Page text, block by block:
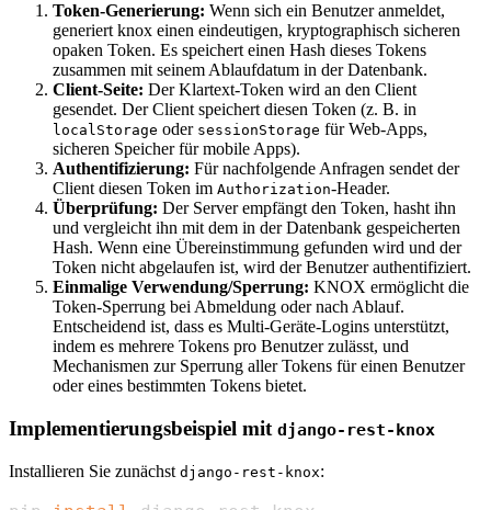
Token-Generierung: Wenn sich ein Benutzer anmeldet,
generiert knox einen eindeutigen, kryptographisch sicheren
opaken Token. Es speichert einen Hash dieses Tokens
zusammen mit seinem Ablaufdatum in der Datenbank.
Client-Seite: Der Klartext-Token wird an den Client
gesendet. Der Client speichert diesen Token (z. B. in
localStorage oder sessionStorage für Web-Apps,
sicheren Speicher für mobile Apps).
Authentifizierung: Für nachfolgende Anfragen sendet der
Client diesen Token im Authorization-Header.
Überprüfung: Der Server empfängt den Token, hasht ihn
und vergleicht ihn mit dem in der Datenbank gespeicherten
Hash. Wenn eine Übereinstimmung gefunden wird und der
Token nicht abgelaufen ist, wird der Benutzer authentifiziert.
Einmalige Verwendung/Sperrung: KNOX ermöglicht die
Token-Sperrung bei Abmeldung oder nach Ablauf.
Entscheidend ist, dass es Multi-Geräte-Logins unterstützt,
indem es mehrere Tokens pro Benutzer zulässt, und
Mechanismen zur Sperrung aller Tokens für einen Benutzer
oder eines bestimmten Tokens bietet.
Implementierungsbeispiel mit django-rest-knox
Installieren Sie zunächst django-rest-knox: